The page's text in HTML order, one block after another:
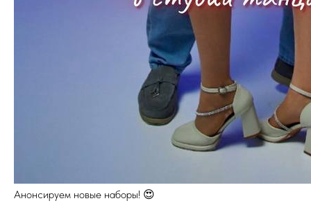
Анонсируем новые наборы! 😍